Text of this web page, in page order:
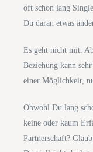
oft schon lang
Du daran etwas
Es geht nicht mit.
Beziehung kann
einer Möglichkeit,
Obwohl Du lang
keine oder kaum
Partnerschaft?